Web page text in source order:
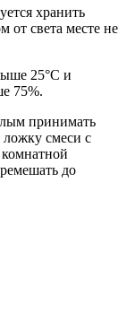
хранить
от света месте не
25°С и
75%.
принимать
смеси с
до